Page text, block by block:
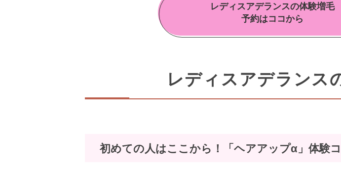
レディスアデランスの体験増毛
予約はココから
レディスアデランス
初めての人はここから！「ヘアアップα」体験